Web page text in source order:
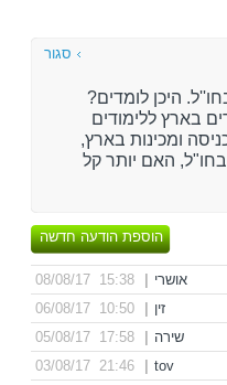
היכן לומדים?
בארץ ללימודים
ומכינות בארץ,
בחו"ל, האם יותר קל
סגור
הוספת הודעה חדשה
אושרי
15:38 08/08/17
זין
10:50 06/08/17
שירה
17:58 05/08/17
tov
21:46 03/08/17